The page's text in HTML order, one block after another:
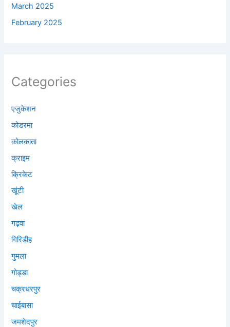
March 2025
February 2025
Categories
एजुकेशन
कोडरमा
कोलकाता
क्राइम
क्रिकेट
खूंटी
खेल
गढ़वा
गिरिडीह
गुमला
गोड्डा
चक्रधरपुर
चाईबासा
जमशेदपुर